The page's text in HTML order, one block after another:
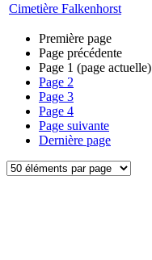
Cimetière Falkenhorst
Première page
Page précédente
Page 1 (page actuelle)
Page 2
Page 3
Page 4
Page suivante
Dernière page